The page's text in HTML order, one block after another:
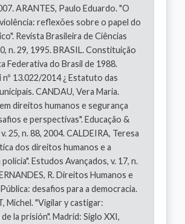
ARANTES, Paulo Eduardo. "O
reflexões sobre o papel do
Revista Brasileira de Ciências
n. 29, 1995. BRASIL. Constituição
Federativa do Brasil de 1988.
nº 13.022/2014 ¿ Estatuto das
CANDAU, Vera Maria.
direitos humanos e segurança
e perspectivas". Educação &
25, n. 88, 2004. CALDEIRA, Teresa
dos direitos humanos e a
Estudos Avançados, v. 17, n.
R. Direitos Humanos e
desafios para a democracia.
Michel. "Vigilar y castigar:
la prisión". Madrid: Siglo XXI,